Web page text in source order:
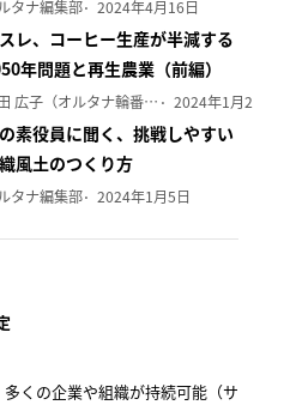
タナ編集部 2024年4月16日
レ、コーヒー生産が半減する
年問題と再生農業（前編）
吉田 広子（オルタナ輪番編集長） 2024年1月29日
素役員に聞く、挑戦しやすい
風土のつくり方
タナ編集部 2024年1月5日
多くの企業や組織が持続可能（サ